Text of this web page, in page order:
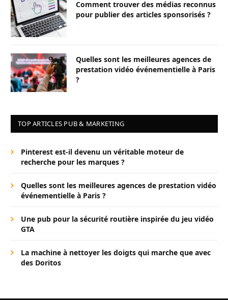
Comment trouver des médias reconnus
pour publier des articles sponsorisés ?
Quelles sont les meilleures agences de
prestation vidéo événementielle à Paris
?
TOP ARTICLES PUB & MARKETING
Pinterest est-il devenu un véritable moteur de
recherche pour les marques ?
Quelles sont les meilleures agences de prestation vidéo
événementielle à Paris ?
Une pub pour la sécurité routière inspirée du jeu vidéo
GTA
La machine à nettoyer les doigts qui marche que avec
des Doritos